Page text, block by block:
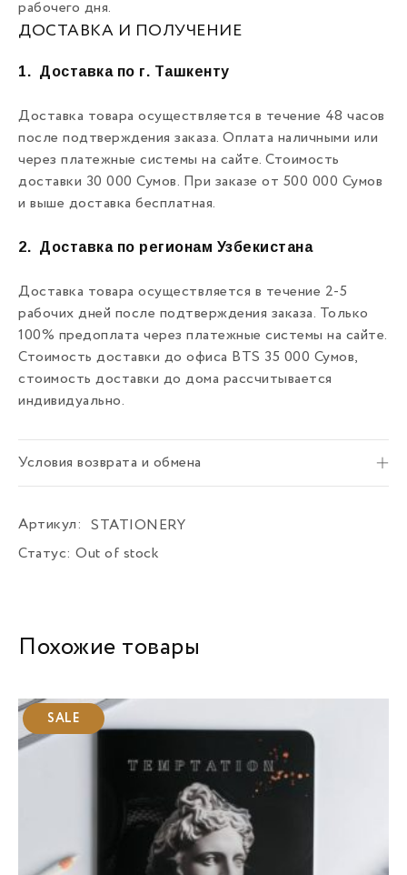
рабочего дня.
ДОСТАВКА И ПОЛУЧЕНИЕ
1. Доставка по г. Ташкенту
Доставка товара осуществляется в течение 48 часов
после подтверждения заказа. Оплата наличными или
через платежные системы на сайте. Стоимость
доставки 30 000 Сумов. При заказе от 500 000 Сумов
и выше доставка бесплатная.
2. Доставка по регионам Узбекистана
Доставка товара осуществляется в течение 2-5
рабочих дней после подтверждения заказа. Только
100% предоплата через платежные системы на сайте.
Стоимость доставки до офиса BTS 35 000 Сумов,
стоимость доставки до дома рассчитывается
индивидуально.
Условия возврата и обмена
Артикул:
STATIONERY
Статус: Out of stock
Похожие товары
SALE